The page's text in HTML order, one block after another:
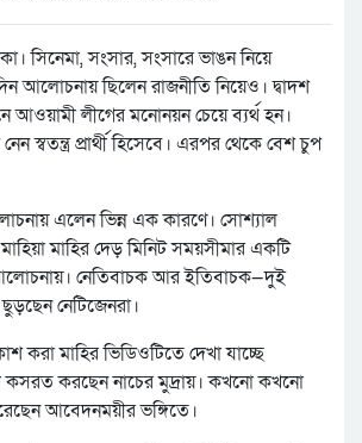
সিনেমা, সংসার, সংসারে ভাঙন নিয়ে
আলোচনায় ছিলেন রাজনীতি নিয়েও। দ্বাদশ
আওয়ামী লীগের মনোনয়ন চেয়ে ব্যর্থ হন।
স্বতন্ত্র প্রার্থী হিসেবে। এরপর থেকে বেশ চুপ
এলেন ভিন্ন এক কারণে। সোশ্যাল
মাহির দেড় মিনিট সময়সীমার একটি
নেতিবাচক আর ইতিবাচক—দুই
নেটিজেনরা।
করা মাহির ভিডিওটিতে দেখা যাচ্ছে
কসরত করছেন নাচের মুদ্রায়। কখনো কখনো
আবেদনময়ীর ভঙ্গিতে।